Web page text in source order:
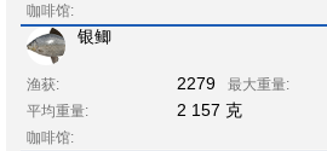
咖啡馆:
银鲫
渔获: 2279 最大重量:
平均重量: 2 157 克
咖啡馆: